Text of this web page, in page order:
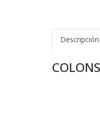
Descripción